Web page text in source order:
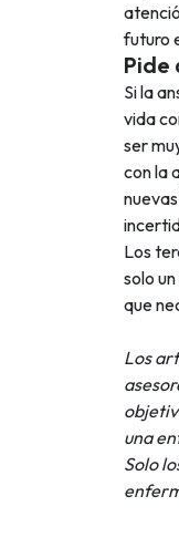
futuro
Pide
Si la
vida
ser
con la
Los
solo
que
Los
una
Solo